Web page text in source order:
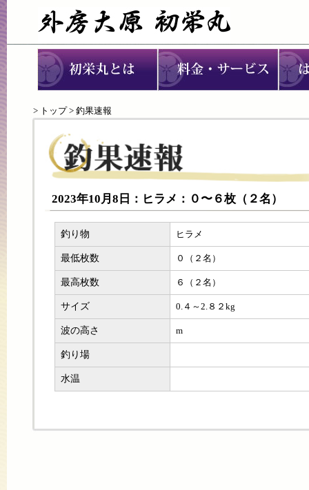
> トップ> 釣果速報
2023年10月8日：ヒラメ：０〜６枚（２名）
釣り物 ヒラメ
最低枚数 ０（２名）
最高枚数 ６（２名）
サイズ 0.４～2.８２kg
波の高さ m
釣り場
水温